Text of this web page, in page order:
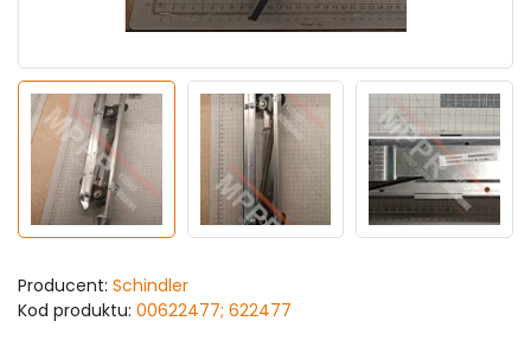
Producent: Schindler
Kod produktu: 00622477; 622477